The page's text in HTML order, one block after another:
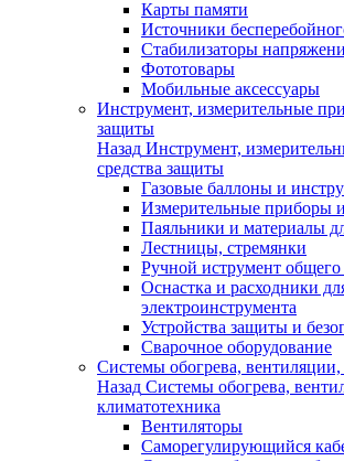
Карты памяти
Источники
Стабилизаторы
Фототовары
Мобильные аксессуары
Инструмент, измерительные
защиты
Назад Инструмент,
средства защиты
Газовые баллоны и
Измерительные приборы
Паяльники и материалы
Лестницы, стремянки
Ручной иструмент общего
Оснастка и расходники
электроинструмента
Устройства защиты и
Сварочное оборудование
Системы обогрева, вентиляции,
Назад Системы обогрева,
климатотехника
Вентиляторы
Саморегулирующийся